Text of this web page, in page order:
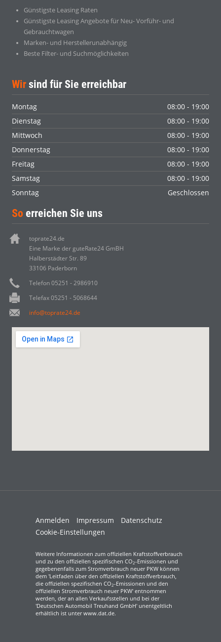
Günstigste Leasing Raten
Günstigste Leasing Angebote für Neu- Vorführ- und
Gebrauchtwagen
Marken- und Herstellerunabhängig
Beste Filter- und Suchmöglichkeiten
Wir sind für Sie erreichbar
Montag
08:00 - 19:00
Dienstag
08:00 - 19:00
Mittwoch
08:00 - 19:00
Donnerstag
08:00 - 19:00
Freitag
08:00 - 19:00
Samstag
08:00 - 19:00
Sonntag
Geschlossen
So erreichen Sie uns
toprate24.de
Eine Marke der guteRate24 GmBH
Halberstädter Str. 89
33106 Paderborn
Telefon 05251 - 2986910
Telefax 05251 - 5068644
info@toprate24.de
Anmelden Impressum
Datenschutz
Cookie-Einstellungen
Weitere Informationen zum offiziellen Kraftstoffverbrauch
und zu den offiziellen spezifischen CO2-Emissionen und
gegebenenfalls zum Stromverbrauch neuer PKW können
dem 'Leitfaden über den offiziellen Kraftstoffverbrauch,
die offiziellen spezifischen CO2-Emissionen und den
offiziellen Stromverbrauch neuer PKW' entnommen
werden, der an allen Verkaufsstellen und bei der
'Deutschen Automobil Treuhand GmbH' unentgeltlich
erhältlich ist unter www.dat.de.